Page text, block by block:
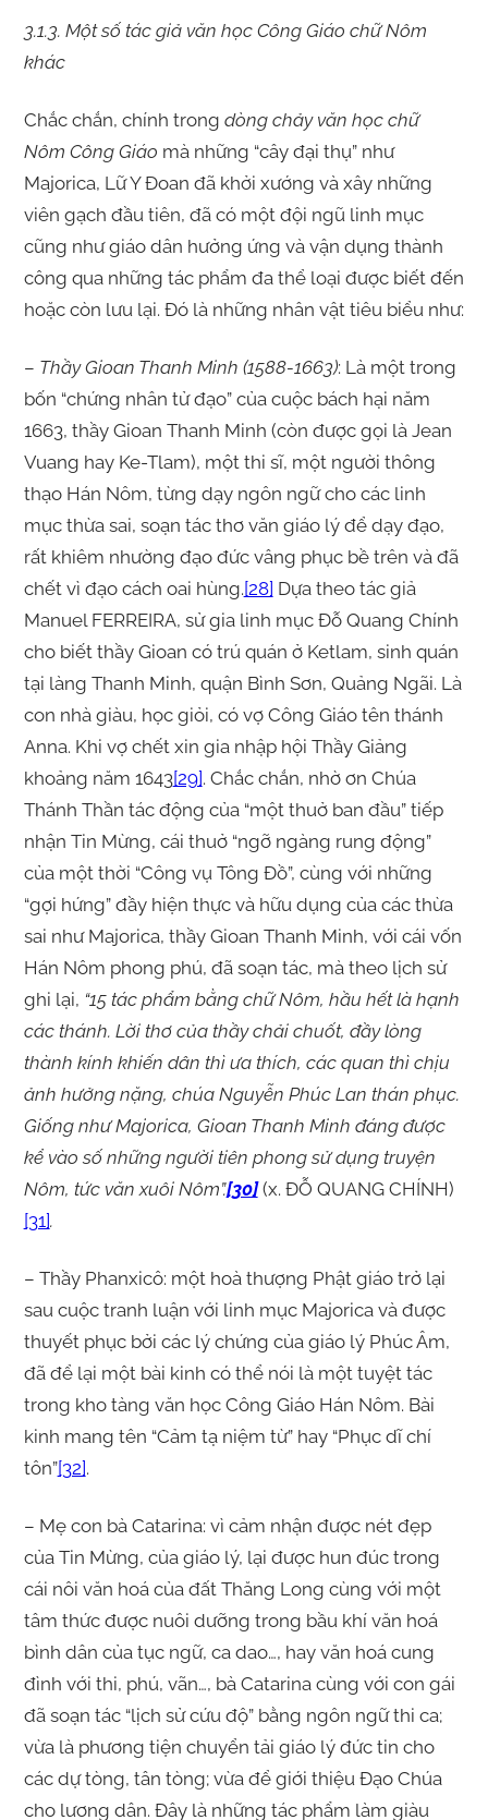
3.1.3. Một số tác giả văn học Công Giáo chữ Nôm
khác
Chắc chắn, chính trong dòng chảy văn học chữ
Nôm Công Giáo mà những “cây đại thụ” như
Majorica, Lữ Y Đoan đã khởi xướng và xây những
viên gạch đầu tiên, đã có một đội ngũ linh mục
cũng như giáo dân hưởng ứng và vận dụng thành
công qua những tác phẩm đa thể loại được biết đến
hoặc còn lưu lại. Đó là những nhân vật tiêu biểu như:
– Thầy Gioan Thanh Minh (1588-1663): Là một trong
bốn “chứng nhân tử đạo” của cuộc bách hại năm
1663, thầy Gioan Thanh Minh (còn được gọi là Jean
Vuang hay Ke-Tlam), một thi sĩ, một người thông
thạo Hán Nôm, từng dạy ngôn ngữ cho các linh
mục thừa sai, soạn tác thơ văn giáo lý để dạy đạo,
rất khiêm nhường đạo đức vâng phục bề trên và đã
chết vì đạo cách oai hùng.[28] Dựa theo tác giả
Manuel FERREIRA, sử gia linh mục Đỗ Quang Chính
cho biết thầy Gioan có trú quán ở Ketlam, sinh quán
tại làng Thanh Minh, quận Bình Sơn, Quảng Ngãi. Là
con nhà giàu, học giỏi, có vợ Công Giáo tên thánh
Anna. Khi vợ chết xin gia nhập hội Thầy Giảng
khoảng năm 1643[29]. Chắc chắn, nhờ ơn Chúa
Thánh Thần tác động của “một thuở ban đầu” tiếp
nhận Tin Mừng, cái thuở “ngỡ ngàng rung động”
của một thời “Công vụ Tông Đồ”, cùng với những
“gợi hứng” đầy hiện thực và hữu dụng của các thừa
sai như Majorica, thầy Gioan Thanh Minh, với cái vốn
Hán Nôm phong phú, đã soạn tác, mà theo lịch sử
ghi lại, “15 tác phẩm bằng chữ Nôm, hầu hết là hạnh
các thánh. Lời thơ của thầy chải chuốt, đầy lòng
thành kính khiến dân thì ưa thích, các quan thì chịu
ảnh hưởng nặng, chúa Nguyễn Phúc Lan thán phục.
Giống như Majorica, Gioan Thanh Minh đáng được
kể vào số những người tiên phong sử dụng truyện
Nôm, tức văn xuôi Nôm”.[30](x. ĐỖ QUANG CHÍNH)
[31].
– Thầy Phanxicô: một hoà thượng Phật giáo trở lại
sau cuộc tranh luận với linh mục Majorica và được
thuyết phục bởi các lý chứng của giáo lý Phúc Âm,
đã để lại một bài kinh có thể nói là một tuyệt tác
trong kho tàng văn học Công Giáo Hán Nôm. Bài
kinh mang tên “Cảm tạ niệm từ” hay “Phục dĩ chí
tôn”[32].
– Mẹ con bà Catarina: vì cảm nhận được nét đẹp
của Tin Mừng, của giáo lý, lại được hun đúc trong
cái nôi văn hoá của đất Thăng Long cùng với một
tâm thức được nuôi dưỡng trong bầu khí văn hoá
bình dân của tục ngữ, ca dao…, hay văn hoá cung
đình với thi, phú, vãn…, bà Catarina cùng với con gái
đã soạn tác “lịch sử cứu độ” bằng ngôn ngữ thi ca;
vừa là phương tiện chuyển tải giáo lý đức tin cho
các dự tòng, tân tòng; vừa để giới thiệu Đạo Chúa
cho lương dân. Đây là những tác phẩm làm giàu